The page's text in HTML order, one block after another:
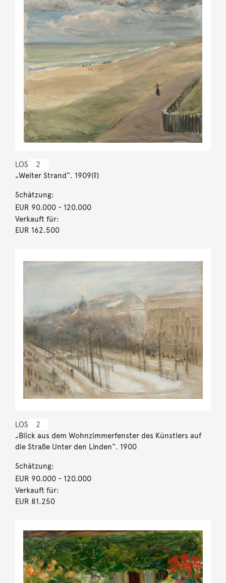
LOS 2
„Weiter Strand“. 1909(?)
Schätzung:
EUR 90.000- 120.000
Verkauft für:
EUR 162.500
LOS 2
„Blick aus dem Wohnzimmerfenster des Künstlers auf
die Straße Unter den Linden“. 1900
Schätzung:
EUR 90.000- 120.000
Verkauft für:
EUR 81.250